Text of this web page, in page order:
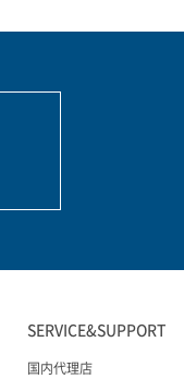
SERVICE&SUPPORT
国内代理店